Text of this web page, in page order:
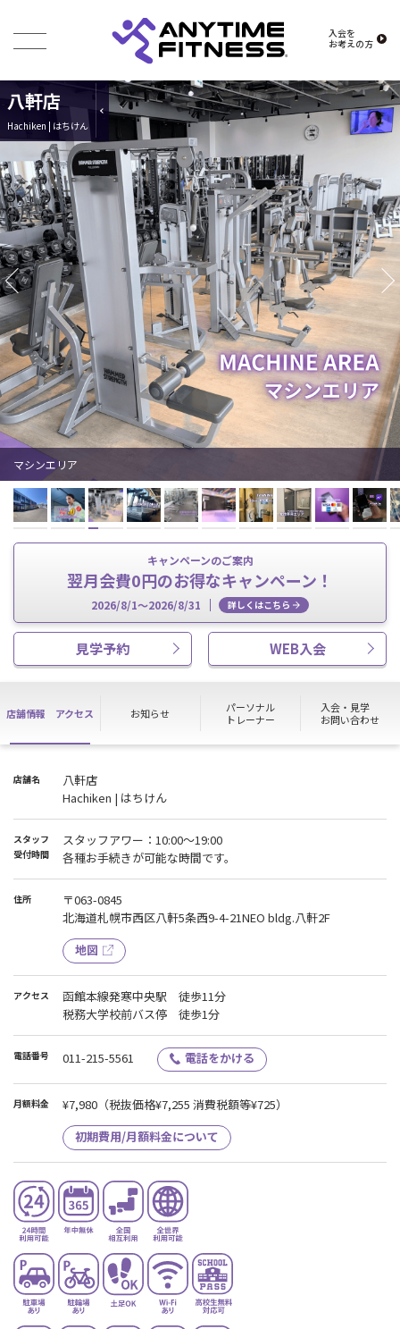
入会を
お考えの方
八軒店
Hachiken | はちけん
マシンエリア
キャンペーンのご案内
翌月会費0円のお得なキャンペーン！
2026/8/1～2026/8/31 詳しくはこちら
見学予約 WEB入会
店舗情報 アクセス お知らせ
パーソナル
トレーナー
入会・見学
お問い合わせ
店舗名
八軒店
Hachiken | はちけん
スタッフ
受付時間
スタッフアワー：10:00〜19:00
各種お手続きが可能な時間です。
住所
〒063-0845
北海道札幌市西区八軒5条西9-4-21NEO bldg.八軒2F
地図
アクセス
函館本線発寒中央駅 徒歩11分
税務大学校前バス停 徒歩1分
電話番号 011-215-5561 電話をかける
月額料金 ¥7,980 （税抜価格¥7,255 消費税額等¥725）
初期費用/月額料金について